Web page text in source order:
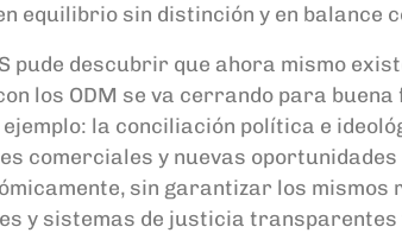
equilibrio sin distinción y en balance
pude descubrir que ahora mismo
los ODM se va cerrando para
: la conciliación política e
comerciales y nuevas
sin garantizar los
y sistemas de justicia transparentes